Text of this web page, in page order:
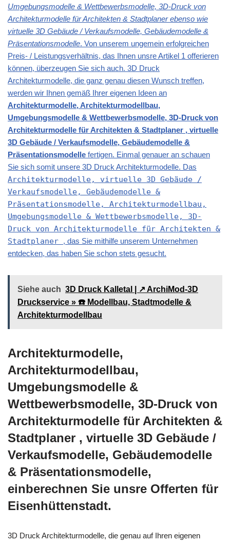
Umgebungsmodelle & Wettbewerbsmodelle, 3D-Druck von
Architekturmodelle für Architekten & Stadtplaner ebenso wie
virtuelle 3D Gebäude / Verkaufsmodelle, Gebäudemodelle &
Präsentationsmodelle. Von unserem ungemein erfolgreichen
Preis- / Leistungsverhältnis, das Ihnen unsre Artikel 1 offerieren
können, überzeugen Sie sich auch. 3D Druck
Architekturmodelle, die ganz genau diesen Wunsch treffen,
werden wir Ihnen gemäß Ihrer eigenen Ideen an
Architekturmodelle, Architekturmodellbau,
Umgebungsmodelle & Wettbewerbsmodelle, 3D-Druck von
Architekturmodelle für Architekten & Stadtplaner , virtuelle
3D Gebäude / Verkaufsmodelle, Gebäudemodelle &
Präsentationsmodelle fertigen. Einmal genauer an schauen
Sie sich somit unsere 3D Druck Architekturmodelle. Das
Architekturmodelle, virtuelle 3D Gebäude /
Verkaufsmodelle, Gebäudemodelle &
Präsentationsmodelle, Architekturmodellbau,
Umgebungsmodelle & Wettbewerbsmodelle, 3D-
Druck von Architekturmodelle für Architekten &
Stadtplaner , das Sie mithilfe unserem Unternehmen
entdecken, das haben Sie schon stets gesucht.
Siehe auch 3D Druck Kalletal | ↗️ ArchiMod-3D
Druckservice » ☎️ Modellbau, Stadtmodelle &
Architekturmodellbau
Architekturmodelle,
Architekturmodellbau,
Umgebungsmodelle &
Wettbewerbsmodelle, 3D-Druck von
Architekturmodelle für Architekten &
Stadtplaner , virtuelle 3D Gebäude /
Verkaufsmodelle, Gebäudemodelle
& Präsentationsmodelle,
einberechnen Sie unsre Offerten für
Eisenhüttenstadt.
3D Druck Architekturmodelle, die genau auf Ihren eigenen